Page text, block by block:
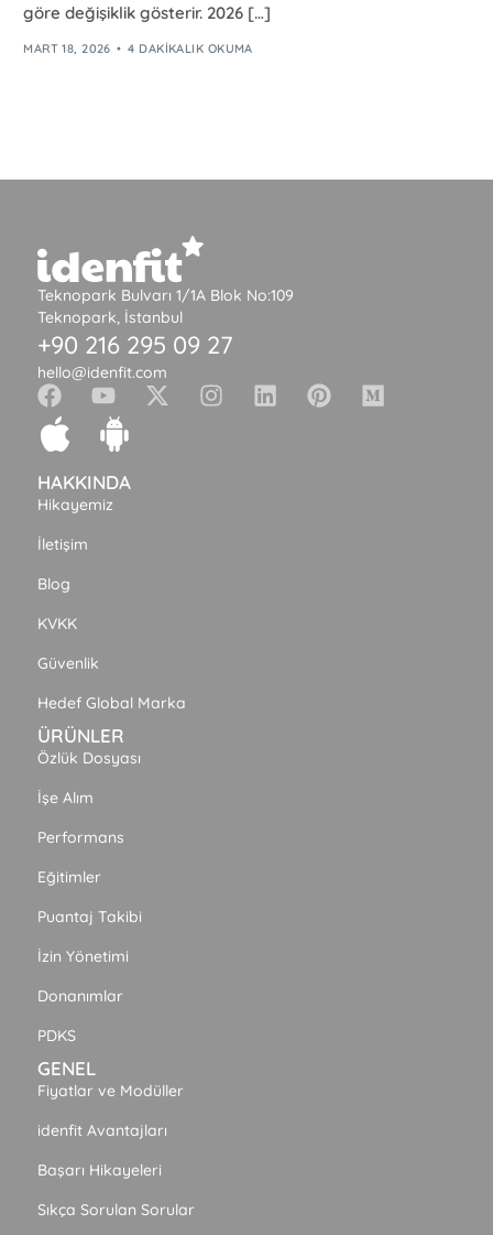
göre değişiklik gösterir. 2026 […]
MART 18, 2026 4 DAKIKALIK OKUMA
Teknopark Bulvarı 1/1A Blok No:109
Teknopark, İstanbul
+90 216 295 09 27
hello@idenfit.com
HAKKINDA
Hikayemiz
İletişim
Blog
KVKK
Güvenlik
Hedef Global Marka
ÜRÜNLER
Özlük Dosyası
İşe Alım
Performans
Eğitimler
Puantaj Takibi
İzin Yönetimi
Donanımlar
PDKS
GENEL
Fiyatlar ve Modüller
idenfit Avantajları
Başarı Hikayeleri
Sıkça Sorulan Sorular